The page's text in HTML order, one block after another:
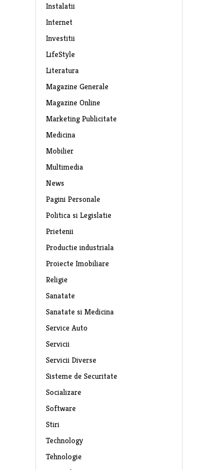
Instalatii
Internet
Investitii
LifeStyle
Literatura
Magazine Generale
Magazine Online
Marketing Publicitate
Medicina
Mobilier
Multimedia
News
Pagini Personale
Politica si Legislatie
Prietenii
Productie industriala
Proiecte Imobiliare
Religie
Sanatate
Sanatate si Medicina
Service Auto
Servicii
Servicii Diverse
Sisteme de Securitate
Socializare
Software
Stiri
Technology
Tehnologie